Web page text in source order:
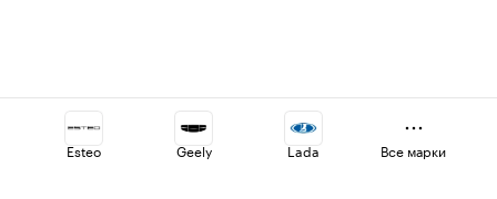
Esteo Geely Lada Все марки